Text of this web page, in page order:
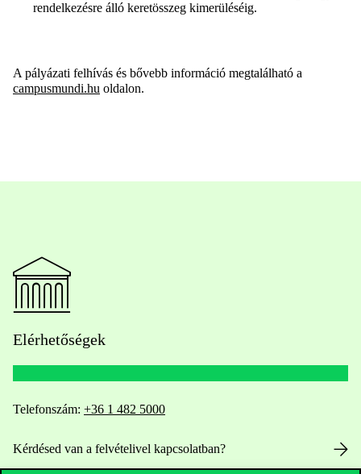
rendelkezésre álló keretösszeg kimerüléséig.
A pályázati felhívás és bővebb információ megtalálható a
campusmundi.hu oldalon.
Elérhetőségek
Telefonszám: +36 1 482 5000
Kérdésed van a felvételivel kapcsolatban?